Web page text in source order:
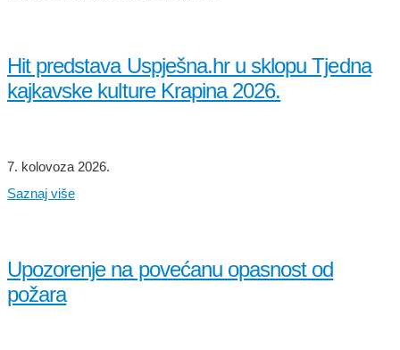
Hit predstava Uspješna.hr u sklopu Tjedna
kajkavske kulture Krapina 2026.
7. kolovoza 2026.
Saznaj više
Upozorenje na povećanu opasnost od
požara